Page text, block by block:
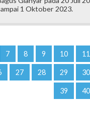
1 Oktober 2023.
7 8 9 10 11
27 28 29 30
39 40